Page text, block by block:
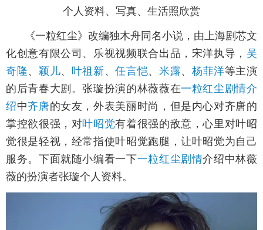
个人资料、写真、生活照欣赏
《一粒红尘》改编独木舟同名小说，由上海剧芯文
化创意有限公司、乐视视频联合出品，宋洋执导， 吴
奇隆、 颖儿、 叶祖新、任言恺、 米露、 杨菲洋等主演
的后青春大剧。张璇扮演的林薇薇在一粒红尘剧情介
绍中齐唐的女友，外表美丽时尚，但是内心对齐唐的
掌控欲很强，对叶昭觉有着很强的敌意，心里对叶昭
觉很是轻视，经常指使叶昭觉跑腿，让叶昭觉为自己
服务。下面就随小编看一下一粒红尘剧情介绍中林薇
薇的扮演者张璇个人资料。